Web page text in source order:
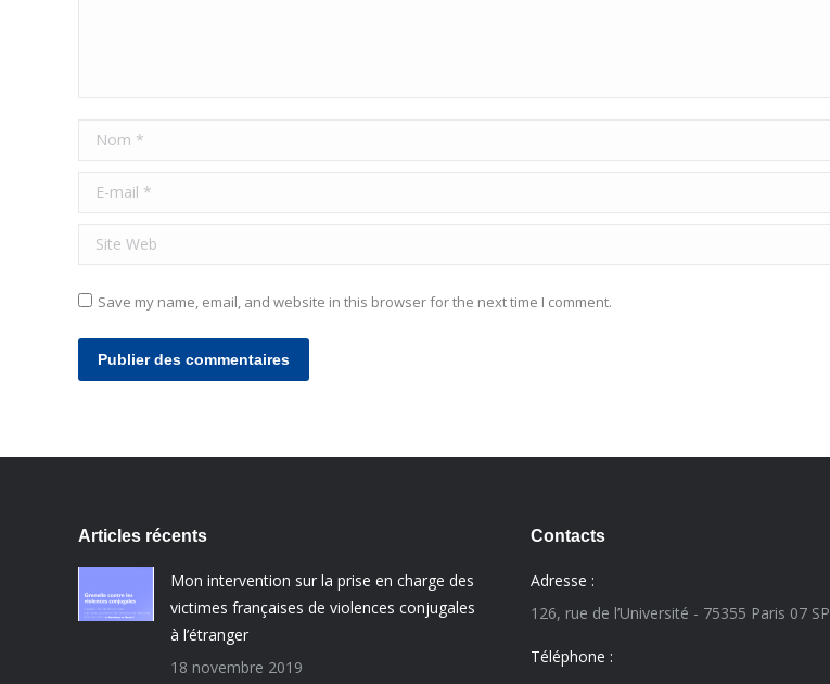
Nom *
E-mail *
Site Web
Save my name, email, and website in this browser for the next time I comment.
Publier des commentaires
Articles récents
Mon intervention sur la prise en charge des
victimes françaises de violences conjugales
à l’étranger
18 novembre 2019
Contacts
Adresse :
126, rue de l’Université - 75355 Paris 07 SP
Téléphone :